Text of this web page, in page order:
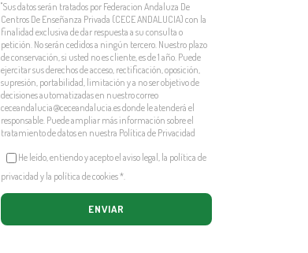
"Sus datos serán tratados por Federacion Andaluza De
Centros De Enseñanza Privada (CECE ANDALUCIA) con la
finalidad exclusiva de dar respuesta a su consulta o
petición. No serán cedidos a ningún tercero. Nuestro plazo
de conservación, si usted no es cliente, es de 1 año. Puede
ejercitar sus derechos de acceso, rectificación, oposición,
supresión, portabilidad, limitación y a no ser objetivo de
decisiones automatizadas en nuestro correo
ceceandalucia@ceceandalucia.esdonde le atenderá el
responsable. Puede ampliar más información sobre el
tratamiento de datos en nuestra Política de Privacidad
He leído, entiendo y acepto el aviso legal, la política de
privacidad y la política de cookies*.